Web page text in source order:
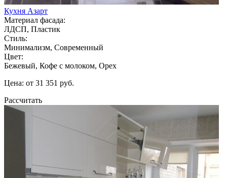
Кухня Азарт
Материал фасада:
ЛДСП, Пластик
Стиль:
Минимализм, Современный
Цвет:
Бежевый, Кофе с молоком, Орех
Цена: от 31 351 руб.
Рассчитать